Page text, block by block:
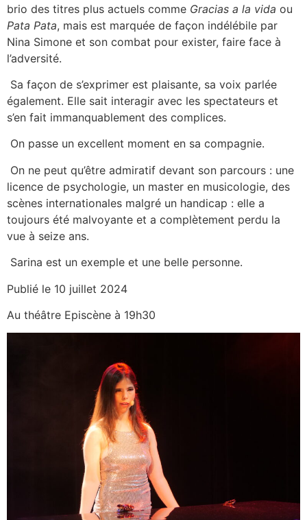
brio des titres plus actuels comme Gracias a la vida ou
Pata Pata, mais est marquée de façon indélébile par
Nina Simone et son combat pour exister, faire face à
l’adversité.
Sa façon de s’exprimer est plaisante, sa voix parlée
également. Elle sait interagir avec les spectateurs et
s’en fait immanquablement des complices.
On passe un excellent moment en sa compagnie.
On ne peut qu’être admiratif devant son parcours : une
licence de psychologie, un master en musicologie, des
scènes internationales malgré un handicap : elle a
toujours été malvoyante et a complètement perdu la
vue à seize ans.
Sarina est un exemple et une belle personne.
Publié le 10 juillet 2024
Au théâtre Episcène à 19h30